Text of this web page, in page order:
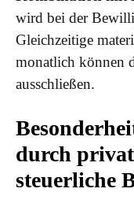
wird bei der
Gleichzeitige
monatlich können
ausschließen.
durch
steuerliche